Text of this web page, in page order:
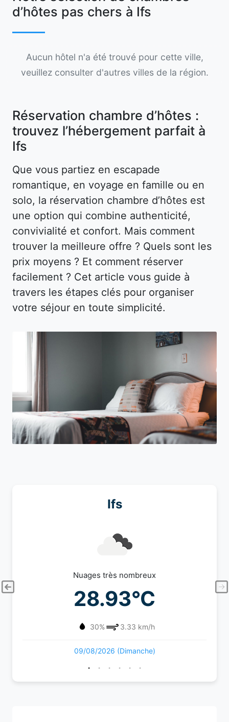
d’hôtes pas chers à Ifs
Aucun hôtel n'a été trouvé pour cette ville,
veuillez consulter d'autres villes de la région.
Réservation chambre d’hôtes :
trouvez l’hébergement parfait à
Ifs
Que vous partiez en escapade
romantique, en voyage en famille ou en
solo, la réservation chambre d’hôtes est
une option qui combine authenticité,
convivialité et confort. Mais comment
trouver la meilleure offre ? Quels sont les
prix moyens ? Et comment réserver
facilement ? Cet article vous guide à
travers les étapes clés pour organiser
votre séjour en toute simplicité.
Ifs
Nuages très nombreux
28.93°C
30% 3.33 km/h
09/08/2026 (Dimanche)